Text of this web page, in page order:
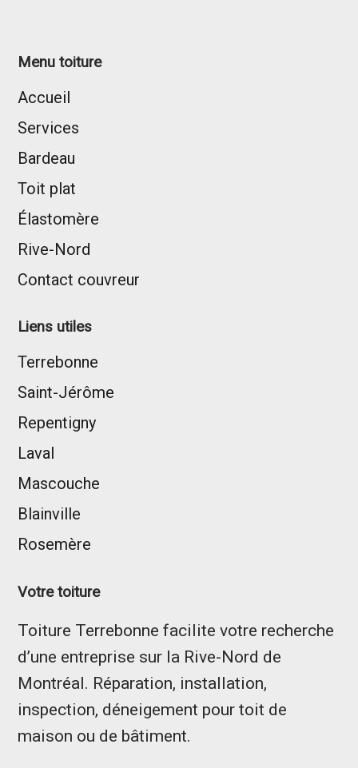
Menu toiture
Accueil
Services
Bardeau
Toit plat
Élastomère
Rive-Nord
Contact couvreur
Liens utiles
Terrebonne
Saint-Jérôme
Repentigny
Laval
Mascouche
Blainville
Rosemère
Votre toiture
Toiture Terrebonne facilite votre recherche
d’une entreprise sur la Rive-Nord de
Montréal. Réparation, installation,
inspection, déneigement pour toit de
maison ou de bâtiment.